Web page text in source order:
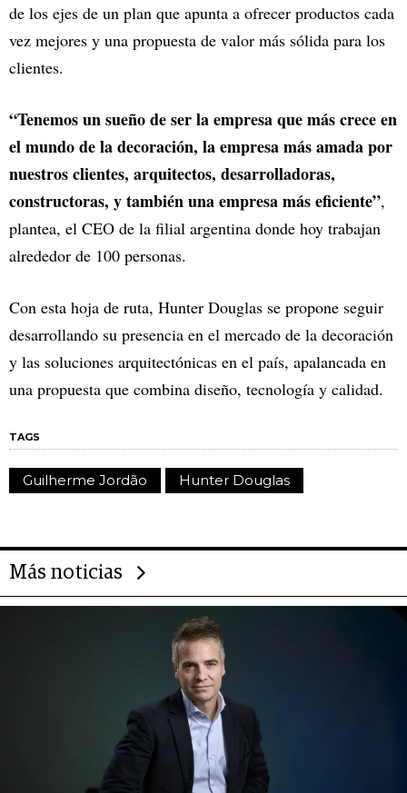
de los ejes de un plan que apunta a ofrecer productos cada
vez mejores y una propuesta de valor más sólida para los
clientes.
“Tenemos un sueño de ser la empresa que más crece en
el mundo de la decoración, la empresa más amada por
nuestros clientes, arquitectos, desarrolladoras,
constructoras, y también una empresa más eficiente”,
plantea, el CEO de la filial argentina donde hoy trabajan
alrededor de 100 personas.
Con esta hoja de ruta, Hunter Douglas se propone seguir
desarrollando su presencia en el mercado de la decoración
y las soluciones arquitectónicas en el país, apalancada en
una propuesta que combina diseño, tecnología y calidad.
TAGS
Guilherme Jordão Hunter Douglas
Más noticias